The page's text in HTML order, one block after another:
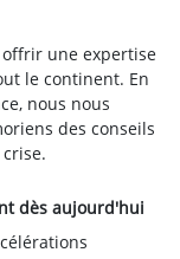
une expertise
le continent. En
nous nous
des conseils
dès aujourd'hui